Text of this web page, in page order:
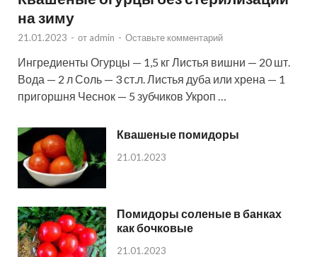
на зиму
21.01.2023 - от admin - Оставьте комментарий
Ингредиенты Огурцы — 1,5 кг Листья вишни — 20 шт.
Вода — 2 л Соль — 3 ст.л. Листья дуба или хрена — 1
пригоршня Чеснок — 5 зубчиков Укроп …
Квашеные помидоры
21.01.2023
Помидоры соленые в банках
как бочковые
21.01.2023